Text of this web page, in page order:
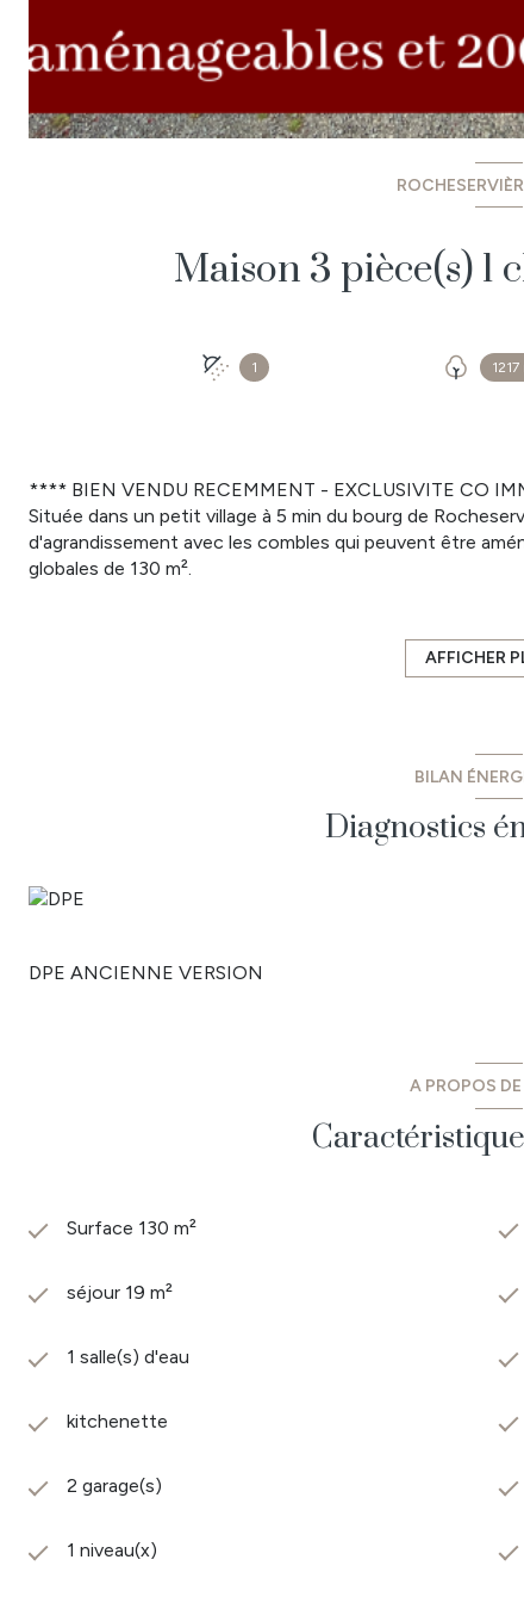
1 1217
**** BIEN VENDU RECEMMENT - EXCLUSIVITE CO
Située dans un petit village à 5 min du bourg de
d'agrandissement avec les combles qui peuvent être
globales de 130 m².
A l'arrière de la maison vous trouverez 2 grandes
dont une partie accessible pour un camping car ainsi
produisant l'eau chaude sanitaire. L'assainissement est
Vous êtes à 25 min de Nantes, 40 min de la côte et St
Yon. CO Immobilier vous propose des biens à vendre et
Vendée. Retrouvez toutes nos annonces sur les
Geneston, Montbert, Les Sorinières, Pont St Martin, St
Prix : 177 570 € dont 5.7 % TTC d'honoraires à la charge
AFFICHER
BILAN
Diagnostics
DPE ANCIENNE VERSION
A PROPOS
Surface 130 m²
séjour 19 m²
1 salle(s) d'eau
kitchenette
2 garage(s)
1 niveau(x)